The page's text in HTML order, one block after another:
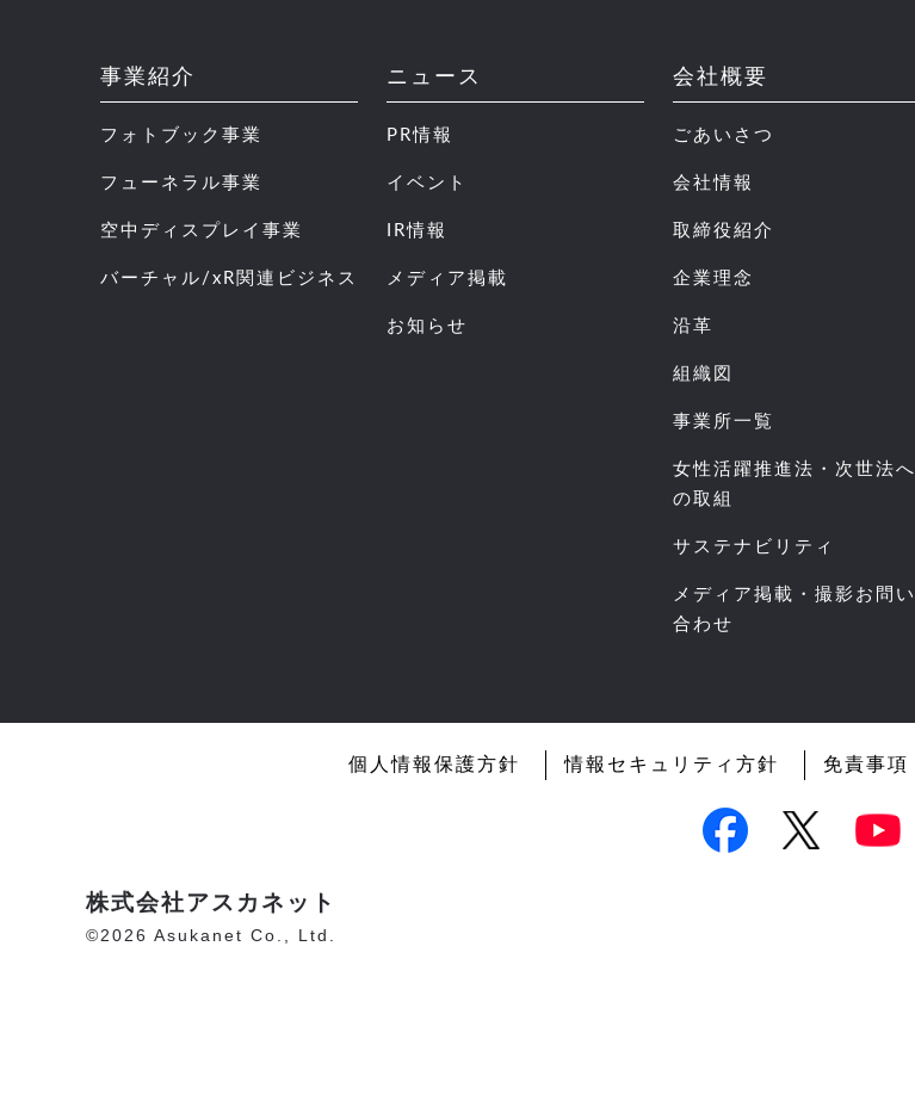
事業紹介
フォトブック事業
フューネラル事業
空中ディスプレイ事業
バーチャル/xR関連ビジネス
ニュース
PR情報
イベント
IR情報
メディア掲載
お知らせ
会社概要
ごあいさつ
会社情報
取締役紹介
企業理念
沿革
組織図
事業所一覧
女性活躍推進法・次世法へ
の取組
サステナビリティ
メディア掲載・撮影お問い
合わせ
個人情報保護方針 情報セキュリティ方針 免責事項
株式会社アスカネット
©2026 Asukanet Co., Ltd.